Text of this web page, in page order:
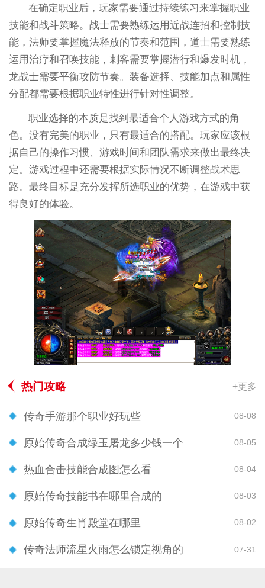
在确定职业后，玩家需要通过持续练习来掌握职业
技能和战斗策略。战士需要熟练运用近战连招和控制技
能，法师要掌握魔法释放的节奏和范围，道士需要熟练
运用治疗和召唤技能，刺客需要掌握潜行和爆发时机，
龙战士需要平衡攻防节奏。装备选择、技能加点和属性
分配都需要根据职业特性进行针对性调整。
职业选择的本质是找到最适合个人游戏方式的角
色。没有完美的职业，只有最适合的搭配。玩家应该根
据自己的操作习惯、游戏时间和团队需求来做出最终决
定。游戏过程中还需要根据实际情况不断调整战术思
路。最终目标是充分发挥所选职业的优势，在游戏中获
得良好的体验。
热门攻略 +更多
传奇手游那个职业好玩些 08-08
原始传奇合成绿玉屠龙多少钱一个 08-05
热血合击技能合成图怎么看 08-04
原始传奇技能书在哪里合成的 08-03
原始传奇生肖殿堂在哪里 08-02
传奇法师流星火雨怎么锁定视角的 07-31